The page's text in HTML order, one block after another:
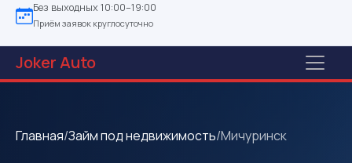
Без выходных 10:00–19:00
Приём заявок круглосуточно
JokerAuto
Главная/Займ под недвижимость/Мичуринск